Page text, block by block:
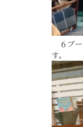
６ブー
す。